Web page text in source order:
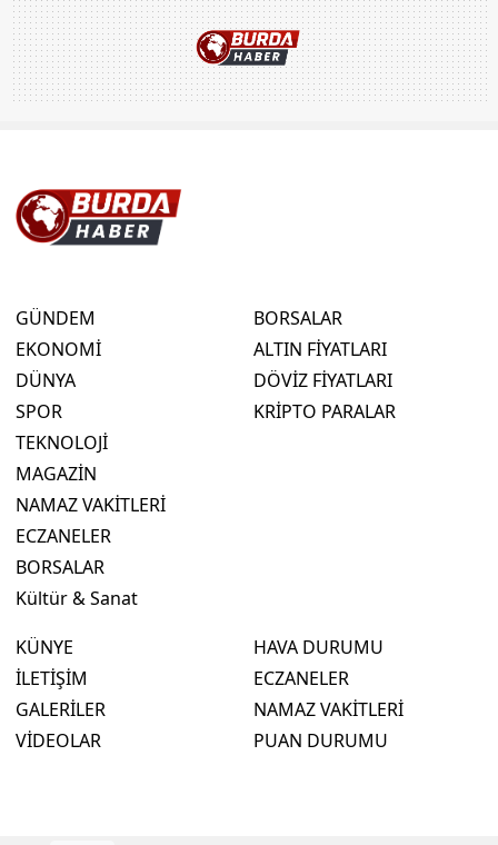
GÜNDEM
EKONOMİ
DÜNYA
SPOR
TEKNOLOJİ
MAGAZİN
NAMAZ VAKİTLERİ
ECZANELER
BORSALAR
Kültür & Sanat
BORSALAR
ALTIN FİYATLARI
DÖVİZ FİYATLARI
KRİPTO PARALAR
KÜNYE
İLETİŞİM
GALERİLER
VİDEOLAR
HAVA DURUMU
ECZANELER
NAMAZ VAKİTLERİ
PUAN DURUMU